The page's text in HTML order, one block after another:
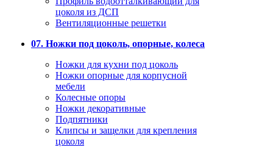
цоколя из ДСП
Вентиляционные решетки
07. Ножки под цоколь, опорные, колеса
Ножки для кухни под цоколь
Ножки опорные для корпусной
мебели
Колесные опоры
Ножки декоративные
Подпятники
Клипсы и защелки для крепления
цоколя